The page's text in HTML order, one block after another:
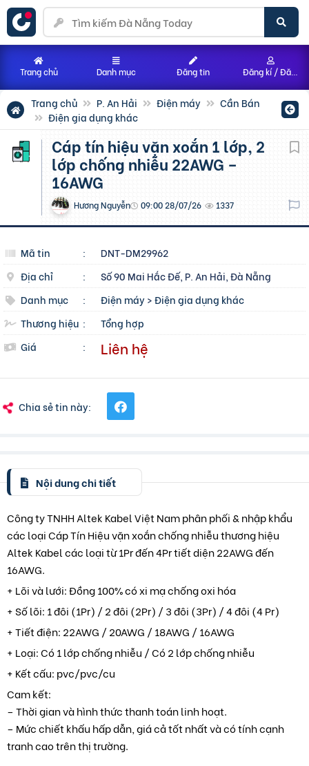
Trang chủ P. An Hải Điện máy
Cần Bán
Điện gia dụng khác
Cáp tín hiệu vặn xoắn 1 lớp, 2
lớp chống nhiễu 22AWG –
16AWG
Hương Nguyễn 09:00 28/07/26 1337
Mã tin :
DNT-DM29962
Địa chỉ
:
Số 90 Mai Hắc Đế, P. An Hải, Đà Nẵng
Danh mục
: Điện máy>Điện gia dụng khác
Thương hiệu :
Tổng hợp
Giá
: Liên hệ
Chia sẻ tin này:
Nội dung chi tiết
Công ty TNHH Altek Kabel Việt Nam phân phối & nhập khẩu
các loại Cáp Tín Hiệu vặn xoắn chống nhiễu thương hiệu
Altek Kabel các loại từ 1Pr đến 4Pr tiết diện 22AWG đến
16AWG.
+ Lõi và lưới: Đồng 100% có xi mạ chống oxi hóa
+ Số lõi: 1 đôi (1Pr) / 2 đôi (2Pr) / 3 đôi (3Pr) / 4 đôi (4 Pr)
+ Tiết điện: 22AWG / 20AWG / 18AWG / 16AWG
+ Loại: Có 1 lớp chống nhiễu / Có 2 lớp chống nhiễu
+ Kết cấu: pvc/pvc/cu
Cam kết:
– Thời gian và hình thức thanh toán linh hoạt.
– Mức chiết khấu hấp dẫn, giá cả tốt nhất và có tính cạnh
tranh cao trên thị trường.
Trang chủ Danh mục Đăng tin